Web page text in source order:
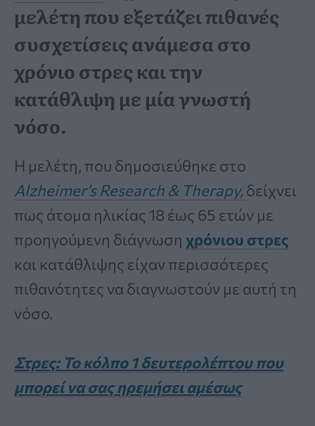
μελέτη που εξετάζει πιθανές
συσχετίσεις ανάμεσα στο
χρόνιο στρες και την
κατάθλιψη με μία γνωστή
νόσο.
Η μελέτη, που δημοσιεύθηκε στο
Alzheimer’s Research & Therapy, δείχνει
πως άτομα ηλικίας 18 έως 65 ετών με
προηγούμενη διάγνωση χρόνιου στρες
και κατάθλιψης είχαν περισσότερες
πιθανότητες να διαγνωστούν με αυτή τη
νόσο.
Στρες: Το κόλπο 1 δευτερολέπτου που
μπορεί να σας ηρεμήσει αμέσως